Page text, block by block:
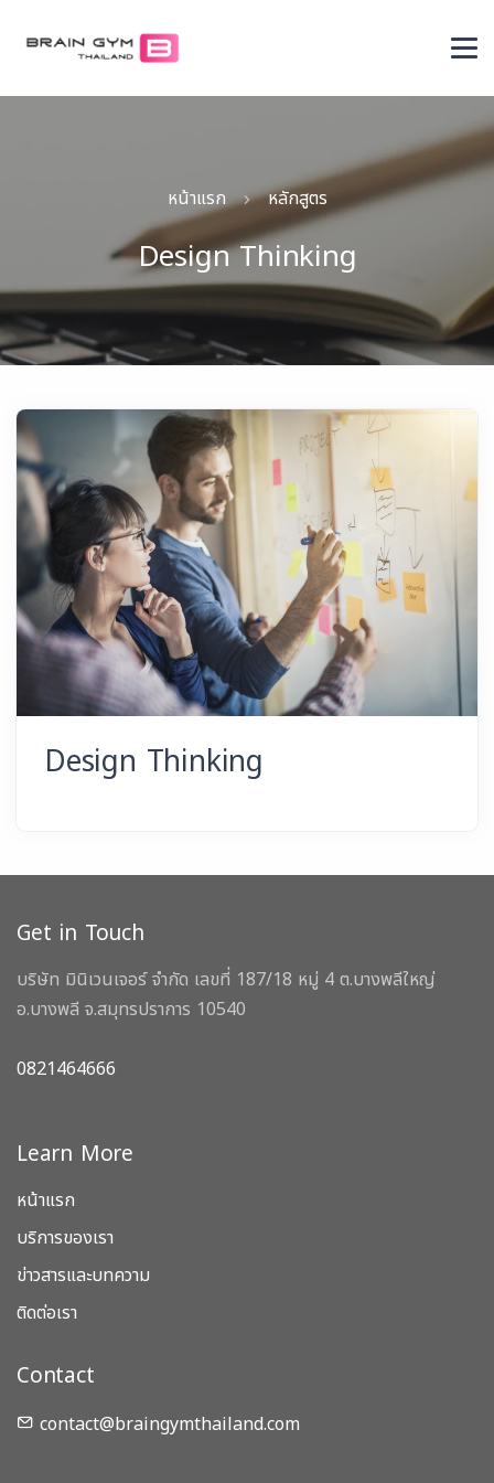
หน้าแรก หลักสูตร
Design Thinking
Design Thinking
Get in Touch
บริษัท มินิเวนเจอร์ จำกัด เลขที่ 187/18 หมู่ 4 ต.บางพลีใหญ่
อ.บางพลี จ.สมุทรปราการ 10540
0821464666
Learn More
หน้าแรก
บริการของเรา
ข่าวสารและบทความ
ติดต่อเรา
Contact
contact@braingymthailand.com